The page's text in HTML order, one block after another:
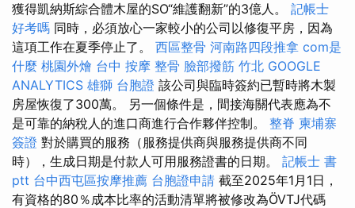
獲得凱納斯綜合體木屋的SO“維護翻新”的3億人。 記帳士
好考嗎 同時，必須放心一家較小的公司以修復平房，因為
這項工作在夏季停止了。 西區整骨 河南路四段推拿 com是
什麼 桃園外燴 台中 按摩 整骨 臉部撥筋 竹北 GOOGLE
ANALYTICS 雄獅 台胞證 該公司與臨時簽約已暫時將木製
房屋恢復了300萬。 另一個條件是，間接海關代表應為不
是可靠的納稅人的進口商進行合作夥伴控制。 整脊 柬埔寨
簽證 對於購買的服務（服務提供商與服務提供商不同
時），生成日期是付款人可用服務證書的日期。 記帳士 書
ptt 台中西屯區按摩推薦 台胞證申請 截至2025年1月1日，
有資格的80％成本比率的活動清單將被修改為ÖVTJ代碼